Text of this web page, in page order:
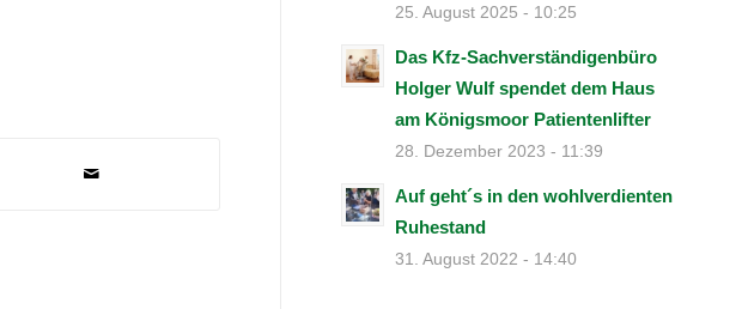
25. August 2025 - 10:25
Das Kfz-Sachverständigenbüro
Holger Wulf spendet dem Haus
am Königsmoor Patientenlifter
28. Dezember 2023 - 11:39
Auf geht´s in den wohlverdienten
Ruhestand
31. August 2022 - 14:40